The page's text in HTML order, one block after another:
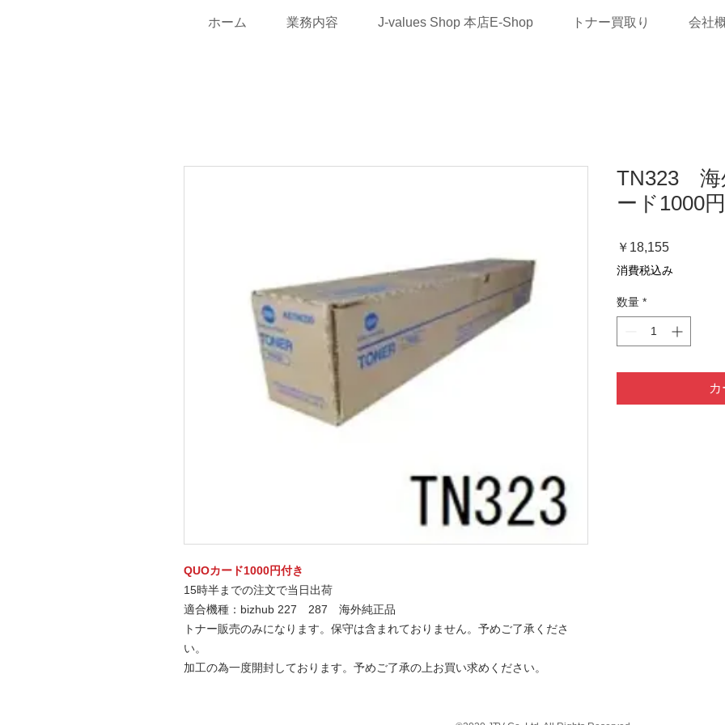
ホーム 業務内容 J-values Shop 本店E-Shop トナー買取り 会社
QUOカード1000円付き
15時半までの注文で当日出荷
適合機種：bizhub 227 287 海外純正品
トナー販売のみになります。保守は含まれておりません。予めご了承くださ
い。
加工の為一度開封しております。予めご了承の上お買い求めください。
TN323 海
ード1000
￥18,155価
格
消費税込み
数量 *